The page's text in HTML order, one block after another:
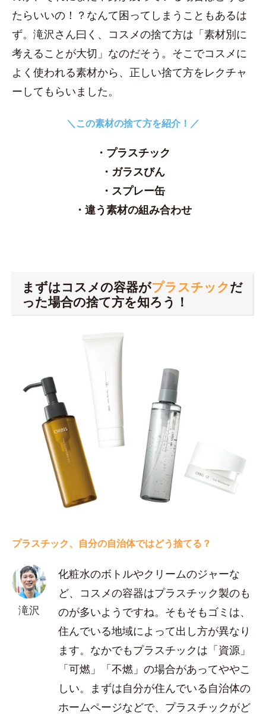
たらいいの！？なんて困ってしまうこともあるは
ず。滝沢さん曰く、コスメの捨て方は「素材別に
考えることが大切」なのだそう。そこでコスメに
よく使われる素材から、正しい捨て方をレクチャ
ーしてもらいました。
＼この素材の捨て方を紹介！／
・プラスチック
・ガラスびん
・スプレー缶
・違う素材の組み合わせ
まずはコスメの容器がプラスチックだ
った場合の捨て方を知ろう！
プラスチック、自分の自治体ではどう捨てる？
滝沢
化粧水のボトルやクリームのジャーな
ど、コスメの容器はプラスチック製のも
のが多いようですね。そもそもゴミは、
住んでいる地域によって出し方が異なり
ます。なかでもプラスチックは「資源」
「可燃」「不燃」の場合があってややこ
しい。まずは自分が住んでいる自治体の
ホームページなどで、プラスチックがど